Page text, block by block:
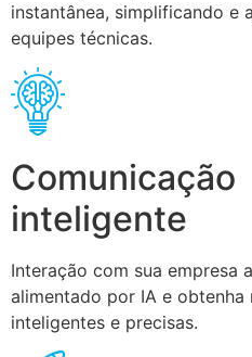
instantânea, simplificando e
equipes técnicas.
Comunicação
inteligente
Interação com sua empresa
alimentado por IA e obtenha
inteligentes e precisas.